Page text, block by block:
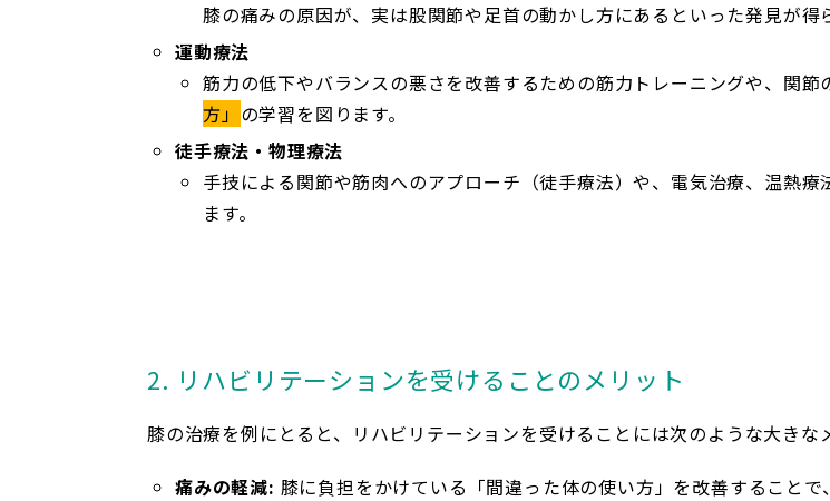
膝の痛みの原因が、実は股関節や足首の動かし方にあるといった発見が得
運動療法
筋力の低下やバランスの悪さを改善するための筋力トレーニングや、関節
方」 の学習を図ります。
徒手療法・物理療法
手技による関節や筋肉へのアプローチ（徒手療法）や、電気治療、温熱
ます。
2. リハビリテーションを受けることのメリット
膝の治療を例にとると、リハビリテーションを受けることには次のような大きな
痛みの軽減: 膝に負担をかけている「間違った体の使い方」を改善することで、